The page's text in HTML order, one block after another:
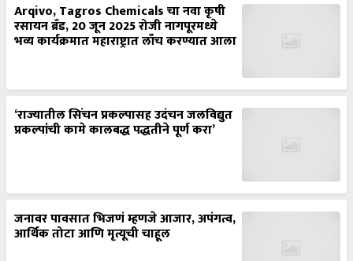
Arqivo, Tagros Chemicals चा नवा कृषी
रसायन ब्रँड, 20 जून 2025 रोजी नागपूरमध्ये
भव्य कार्यक्रमात महाराष्ट्रात लाँच करण्यात आला
‘राज्यातील सिंचन प्रकल्पासह उदंचन जलविद्युत
प्रकल्पांची कामे कालबद्ध पद्धतीने पूर्ण करा’
जनावर पावसात भिजणं म्हणजे आजार, अपंगत्व,
आर्थिक तोटा आणि मृत्यूची चाहूल